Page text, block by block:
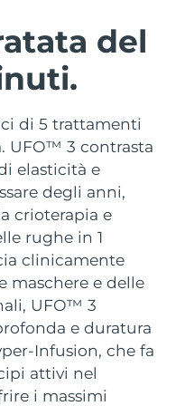
del
di 5 trattamenti
UFO™ 3 contrasta
elasticità e
degli anni,
crioterapia e
rughe in 1
clinicamente
maschere e delle
UFO™ 3
e duratura
Infusion, che fa
attivi nel
i massimi
massage
on-the-go
& lips
device
red light therapy
orale
toothbrush
sonic toothbrush
FAQ™
LED
NEW
Consegna stimata8/11/26
Consegna stimata
Consegna stimata8/17/26
Consegna stimata
Consegna stimata8/16/26
Consegna stimata
Consegna stimata8/15/26
Consegna stimata